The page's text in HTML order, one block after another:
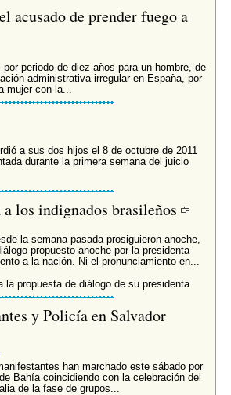
acusado de prender fuego a
periodo de diez años para un hombre, de
administrativa irregular en España, por
mujer con la...
a sus dos hijos el 8 de octubre de 2011
durante la primera semana del juicio
los indignados brasileños
la semana pasada prosiguieron anoche,
propuesto anoche por la presidenta
a la nación. Ni el pronunciamiento en...
la propuesta de diálogo de su presidenta
y Policía en Salvador
han marchado este sábado por
Bahía coincidiendo con la celebración del
de la fase de grupos...